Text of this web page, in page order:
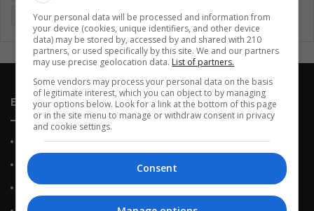
Memes (ES) Mundo México Música Politica
Enlaces de interés
Sobre Nosotros
Contacto
Política de Privacidad
Your personal data will be processed and information from
your device (cookies, unique identifiers, and other device
data) may be stored by, accessed by and shared with 210
partners, or used specifically by this site. We and our partners
may use precise geolocation data. List of partners.
Some vendors may process your personal data on the basis
of legitimate interest, which you can object to by managing
your options below. Look for a link at the bottom of this page
or in the site menu to manage or withdraw consent in privacy
and cookie settings.
Consent